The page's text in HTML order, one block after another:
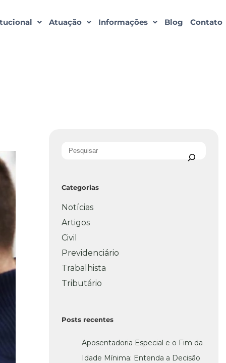
Atuação Informações Blog Contato
Categorias
Notícias
Artigos
Civil
Previdenciário
Trabalhista
Tributário
Posts recentes
Aposentadoria Especial e o Fim da
Idade Mínima: Entenda a Decisão